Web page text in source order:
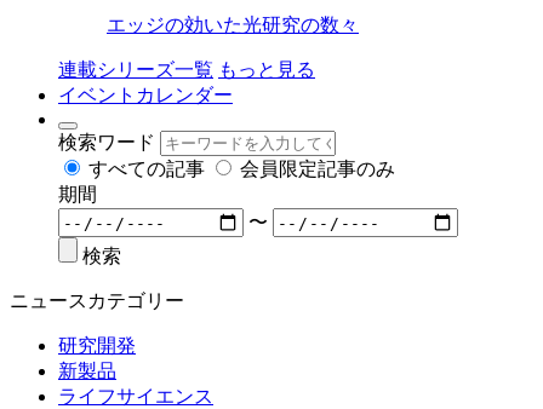
エッジの効いた光研究の数々
連載シリーズ一覧 もっと見る
イベントカレンダー
検索ワード
すべての記事
会員限定記事のみ
期間
〜
検索
ニュースカテゴリー
研究開発
新製品
ライフサイエンス